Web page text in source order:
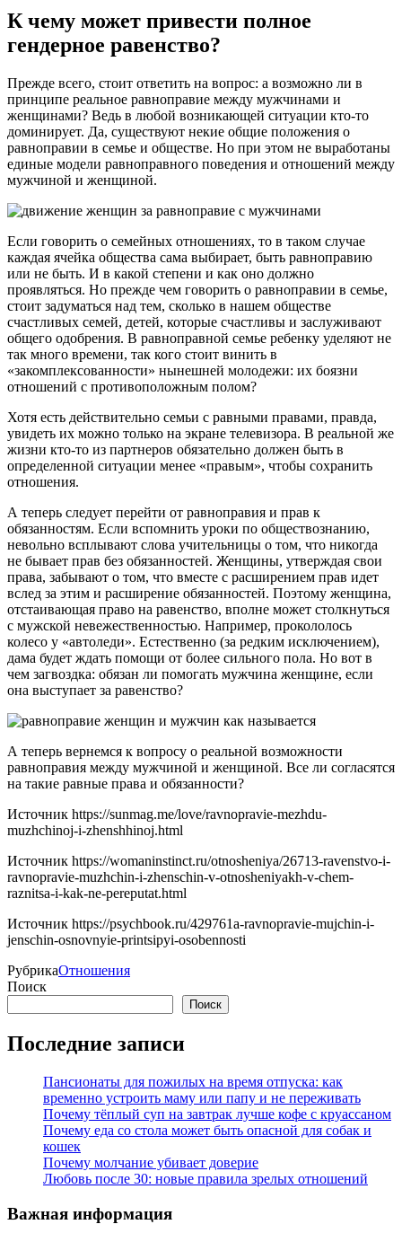
К чему может привести полное
гендерное равенство?
Прежде всего, стоит ответить на вопрос: а возможно ли в
принципе реальное равноправие между мужчинами и
женщинами? Ведь в любой возникающей ситуации кто-то
доминирует. Да, существуют некие общие положения о
равноправии в семье и обществе. Но при этом не выработаны
единые модели равноправного поведения и отношений между
мужчиной и женщиной.
Если говорить о семейных отношениях, то в таком случае
каждая ячейка общества сама выбирает, быть равноправию
или не быть. И в какой степени и как оно должно
проявляться. Но прежде чем говорить о равноправии в семье,
стоит задуматься над тем, сколько в нашем обществе
счастливых семей, детей, которые счастливы и заслуживают
общего одобрения. В равноправной семье ребенку уделяют не
так много времени, так кого стоит винить в
«закомплексованности» нынешней молодежи: их боязни
отношений с противоположным полом?
Хотя есть действительно семьи с равными правами, правда,
увидеть их можно только на экране телевизора. В реальной же
жизни кто-то из партнеров обязательно должен быть в
определенной ситуации менее «правым», чтобы сохранить
отношения.
А теперь следует перейти от равноправия и прав к
обязанностям. Если вспомнить уроки по обществознанию,
невольно всплывают слова учительницы о том, что никогда
не бывает прав без обязанностей. Женщины, утверждая свои
права, забывают о том, что вместе с расширением прав идет
вслед за этим и расширение обязанностей. Поэтому женщина,
отстаивающая право на равенство, вполне может столкнуться
с мужской невежественностью. Например, прокололось
колесо у «автоледи». Естественно (за редким исключением),
дама будет ждать помощи от более сильного пола. Но вот в
чем загвоздка: обязан ли помогать мужчина женщине, если
она выступает за равенство?
А теперь вернемся к вопросу о реальной возможности
равноправия между мужчиной и женщиной. Все ли согласятся
на такие равные права и обязанности?
Источник https://sunmag.me/love/ravnopravie-mezhdu-
muzhchinoj-i-zhenshhinoj.html
Источник https://womaninstinct.ru/otnosheniya/26713-ravenstvo-i-
ravnopravie-muzhchin-i-zhenschin-v-otnosheniyakh-v-chem-
raznitsa-i-kak-ne-pereputat.html
Источник https://psychbook.ru/429761a-ravnopravie-mujchin-i-
jenschin-osnovnyie-printsipyi-osobennosti
РубрикаОтношения
Поиск
Поиск
Последние записи
Пансионаты для пожилых на время отпуска: как
временно устроить маму или папу и не переживать
Почему тёплый суп на завтрак лучше кофе с круассаном
Почему еда со стола может быть опасной для собак и
кошек
Почему молчание убивает доверие
Любовь после 30: новые правила зрелых отношений
Важная информация